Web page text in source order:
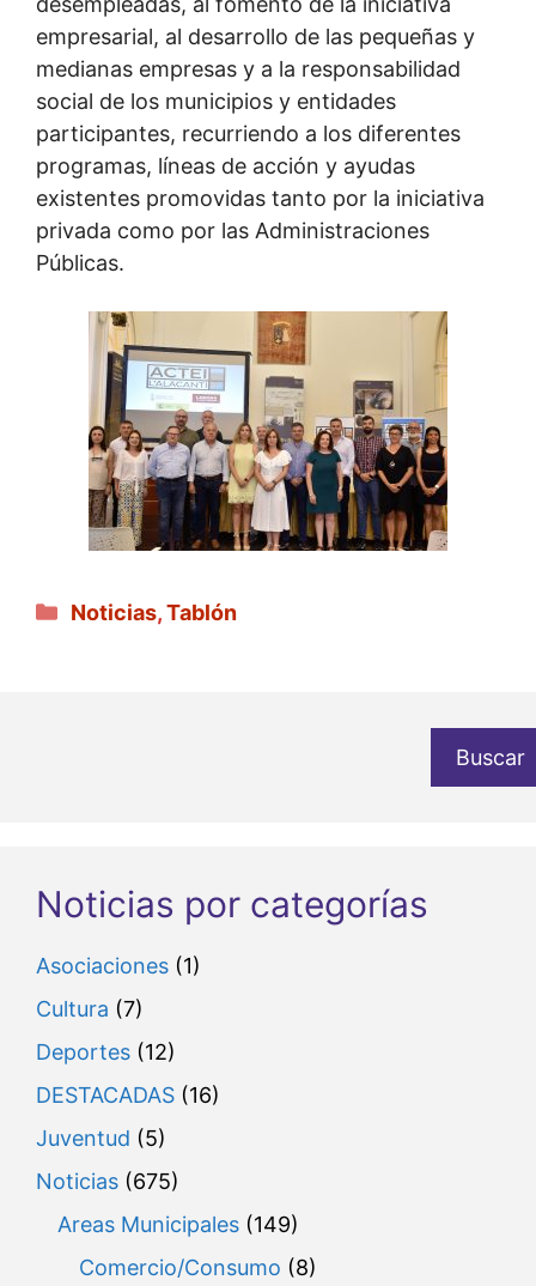
empresarial, al desarrollo de las pequeñas y
medianas empresas y a la responsabilidad
social de los municipios y entidades
participantes, recurriendo a los diferentes
programas, líneas de acción y ayudas
existentes promovidas tanto por la iniciativa
privada como por las Administraciones
Públicas.
Categorías
Noticias,Tablón
Buscar
Noticias por categorías
Asociaciones (1)
Cultura (7)
Deportes (12)
DESTACADAS (16)
Juventud (5)
Noticias (675)
Areas Municipales (149)
Comercio/Consumo (8)